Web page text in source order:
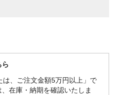
ら
は、ご注文金額5万円以上」で
在庫・納期を確認いたしま